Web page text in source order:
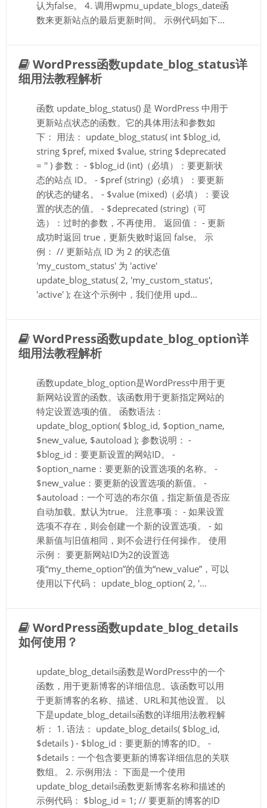
认为false。 4. 调用wpmu_update_blogs_date函
数来更新站点的最后更新时间。 示例代码如下...
WordPress函数update_blog_status详
细用法教程解析
函数 update_blog_status() 是 WordPress 中用于
更新站点状态的函数。它的具体用法和参数如
下： 用法： update_blog_status( int $blog_id,
string $pref, mixed $value, string $deprecated
= '' ) 参数： - $blog_id (int)（必填）：要更新状
态的站点 ID。 - $pref (string)（必填）：要更新
的状态的键名。 - $value (mixed)（必填）：要设
置的状态的值。 - $deprecated (string)（可
选）：过时的参数，不再使用。 返回值： - 更新
成功时返回 true，更新失败时返回 false。 示
例： // 更新站点 ID 为 2 的状态值
'my_custom_status' 为 'active'
update_blog_status( 2, 'my_custom_status',
'active' ); 在这个示例中，我们使用 upd...
WordPress函数update_blog_option详
细用法教程解析
函数update_blog_option是WordPress中用于更
新网站设置的函数。该函数用于更新指定网站的
特定设置选项的值。 函数语法：
update_blog_option( $blog_id, $option_name,
$new_value, $autoload ); 参数说明： -
$blog_id：要更新设置的网站ID。 -
$option_name：要更新的设置选项的名称。 -
$new_value：要更新的设置选项的新值。 -
$autoload：一个可选的布尔值，指定新值是否应
自动加载。默认为true。 注意事项： - 如果设置
选项不存在，则会创建一个新的设置选项。 - 如
果新值与旧值相同，则不会进行任何操作。 使用
示例： 要更新网站ID为2的设置选
项“my_theme_option”的值为“new_value”，可以
使用以下代码： update_blog_option( 2, '...
WordPress函数update_blog_details
如何使用？
update_blog_details函数是WordPress中的一个
函数，用于更新博客的详细信息。该函数可以用
于更新博客的名称、描述、URL和其他设置。 以
下是update_blog_details函数的详细用法教程解
析： 1. 语法： update_blog_details( $blog_id,
$details ) - $blog_id：要更新的博客的ID。 -
$details：一个包含要更新的博客详细信息的关联
数组。 2. 示例用法： 下面是一个使用
update_blog_details函数更新博客名称和描述的
示例代码： $blog_id = 1; // 要更新的博客的ID